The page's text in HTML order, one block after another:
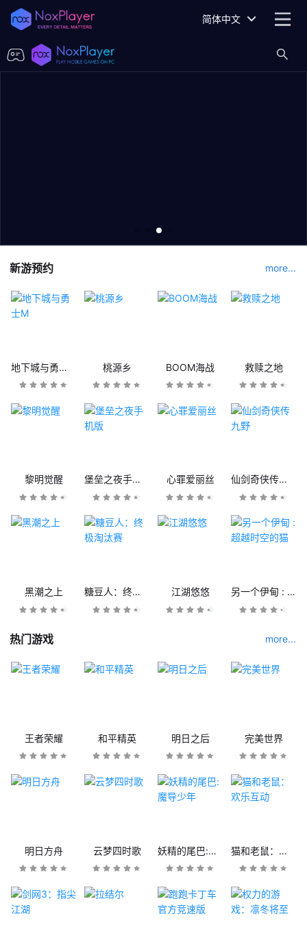
简体中文
新游预约 more...
地下城与勇士M 桃源乡 BOOM海战 救赎之地
黎明觉醒 堡垒之夜手机版 心罪爱丽丝 仙剑奇侠传九野
黑潮之上 糖豆人：终极淘汰赛 江湖悠悠 另一个伊甸 : 超越时空的猫
热门游戏 more...
王者荣耀 和平精英 明日之后 完美世界
明日方舟 云梦四时歌 妖精的尾巴:魔导少年 猫和老鼠：欢乐互动